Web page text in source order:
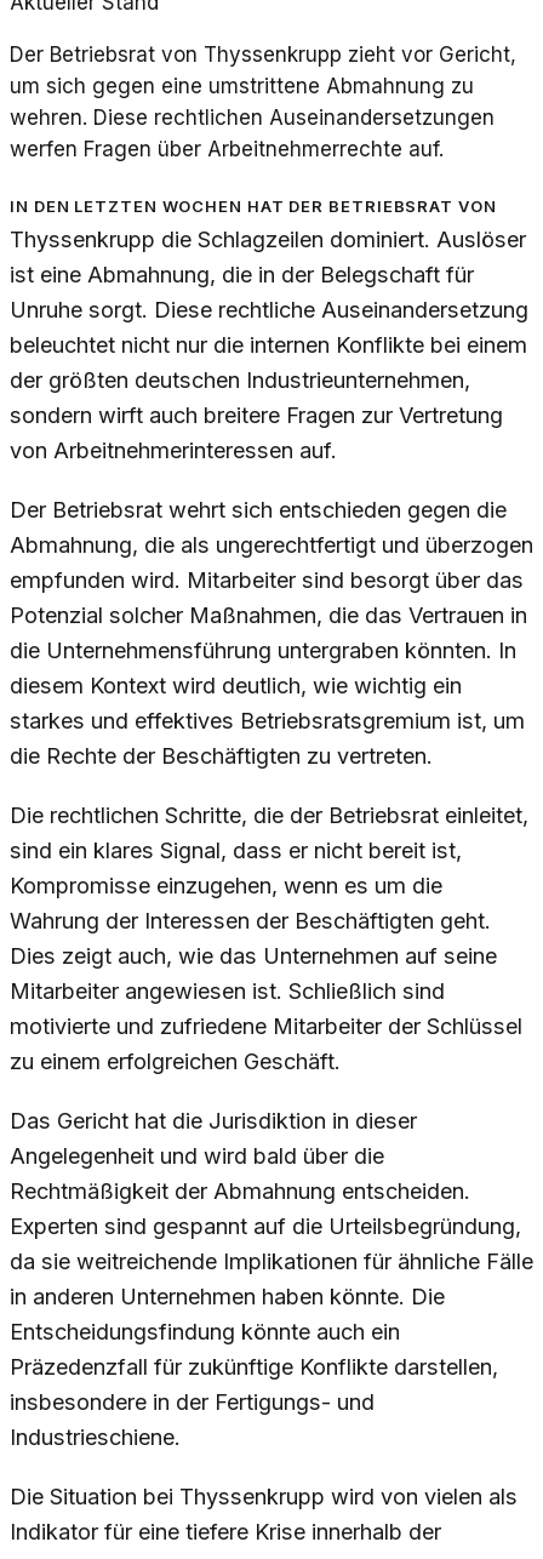
Der Betriebsrat von Thyssenkrupp zieht vor Gericht,
um sich gegen eine umstrittene Abmahnung zu
wehren. Diese rechtlichen Auseinandersetzungen
werfen Fragen über Arbeitnehmerrechte auf.
In den letzten Wochen hat der Betriebsrat von
Thyssenkrupp die Schlagzeilen dominiert. Auslöser
ist eine Abmahnung, die in der Belegschaft für
Unruhe sorgt. Diese rechtliche Auseinandersetzung
beleuchtet nicht nur die internen Konflikte bei einem
der größten deutschen Industrieunternehmen,
sondern wirft auch breitere Fragen zur Vertretung
von Arbeitnehmerinteressen auf.
Der Betriebsrat wehrt sich entschieden gegen die
Abmahnung, die als ungerechtfertigt und überzogen
empfunden wird. Mitarbeiter sind besorgt über das
Potenzial solcher Maßnahmen, die das Vertrauen in
die Unternehmensführung untergraben könnten. In
diesem Kontext wird deutlich, wie wichtig ein
starkes und effektives Betriebsratsgremium ist, um
die Rechte der Beschäftigten zu vertreten.
Die rechtlichen Schritte, die der Betriebsrat einleitet,
sind ein klares Signal, dass er nicht bereit ist,
Kompromisse einzugehen, wenn es um die
Wahrung der Interessen der Beschäftigten geht.
Dies zeigt auch, wie das Unternehmen auf seine
Mitarbeiter angewiesen ist. Schließlich sind
motivierte und zufriedene Mitarbeiter der Schlüssel
zu einem erfolgreichen Geschäft.
Das Gericht hat die Jurisdiktion in dieser
Angelegenheit und wird bald über die
Rechtmäßigkeit der Abmahnung entscheiden.
Experten sind gespannt auf die Urteilsbegründung,
da sie weitreichende Implikationen für ähnliche Fälle
in anderen Unternehmen haben könnte. Die
Entscheidungsfindung könnte auch ein
Präzedenzfall für zukünftige Konflikte darstellen,
insbesondere in der Fertigungs- und
Industrieschiene.
Die Situation bei Thyssenkrupp wird von vielen als
Indikator für eine tiefere Krise innerhalb der